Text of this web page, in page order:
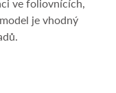
ve foliovnících,
je vhodný